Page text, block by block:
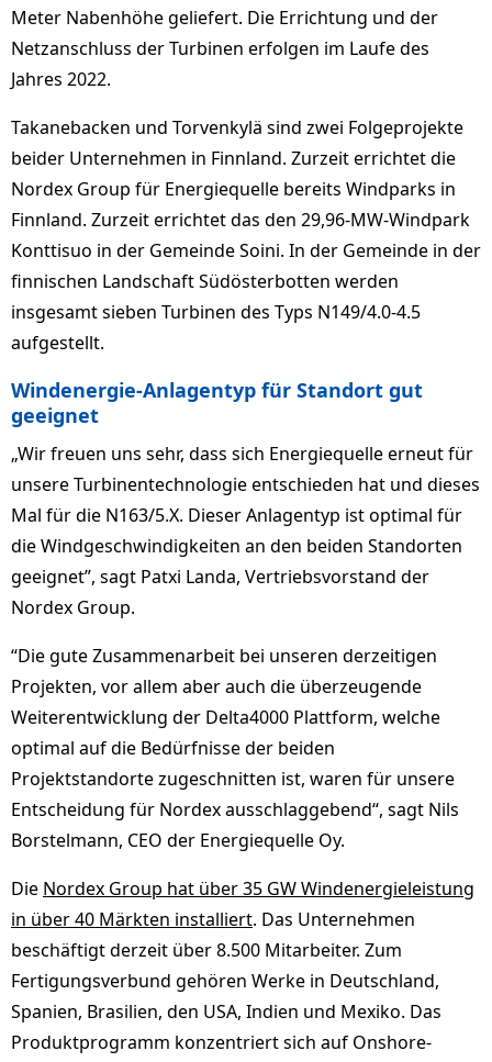
Meter Nabenhöhe geliefert. Die Errichtung und der
Netzanschluss der Turbinen erfolgen im Laufe des
Jahres 2022.
Takanebacken und Torvenkylä sind zwei Folgeprojekte
beider Unternehmen in Finnland. Zurzeit errichtet die
Nordex Group für Energiequelle bereits Windparks in
Finnland. Zurzeit errichtet das den 29,96-MW-Windpark
Konttisuo in der Gemeinde Soini. In der Gemeinde in der
finnischen Landschaft Südösterbotten werden
insgesamt sieben Turbinen des Typs N149/4.0-4.5
aufgestellt.
Windenergie-Anlagentyp für Standort gut
geeignet
„Wir freuen uns sehr, dass sich Energiequelle erneut für
unsere Turbinentechnologie entschieden hat und dieses
Mal für die N163/5.X. Dieser Anlagentyp ist optimal für
die Windgeschwindigkeiten an den beiden Standorten
geeignet”, sagt Patxi Landa, Vertriebsvorstand der
Nordex Group.
“Die gute Zusammenarbeit bei unseren derzeitigen
Projekten, vor allem aber auch die überzeugende
Weiterentwicklung der Delta4000 Plattform, welche
optimal auf die Bedürfnisse der beiden
Projektstandorte zugeschnitten ist, waren für unsere
Entscheidung für Nordex ausschlaggebend“, sagt Nils
Borstelmann, CEO der Energiequelle Oy.
Die Nordex Group hat über 35 GW Windenergieleistung
in über 40 Märkten installiert. Das Unternehmen
beschäftigt derzeit über 8.500 Mitarbeiter. Zum
Fertigungsverbund gehören Werke in Deutschland,
Spanien, Brasilien, den USA, Indien und Mexiko. Das
Produktprogramm konzentriert sich auf Onshore-